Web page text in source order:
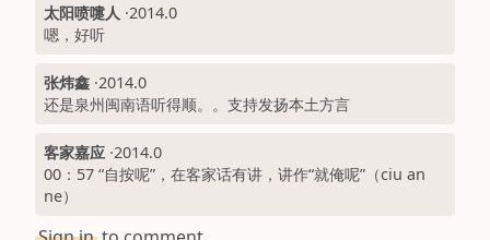
太阳喷嚏人 ·2014.0
嗯，好听
张炜鑫 ·2014.0
还是泉州闽南语听得顺。。支持发扬本土方言
客家嘉应 ·2014.0
00：57 “自按呢”，在客家话有讲，讲作“就俺呢”（ciu an
ne）